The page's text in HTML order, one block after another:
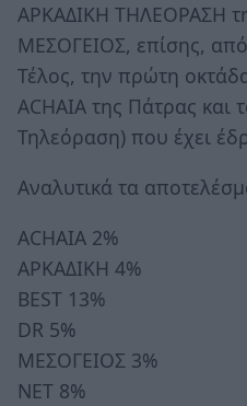
ΑΡΚΑΔΙΚΗ ΤΗΛΕΟΡΑΣΗ
ΜΕΣΟΓΕΙΟΣ, επίσης,
Τέλος, την πρώτη
ACHAIA της Πάτρας και
Τηλεόραση) που έχει
Αναλυτικά τα
ΑCHAIA 2%
ΑΡΚΑΔΙΚΗ 4%
ΒEST 13%
DR 5%
ΜΕΣΟΓΕΙΟΣ 3%
ΝΕΤ 8%